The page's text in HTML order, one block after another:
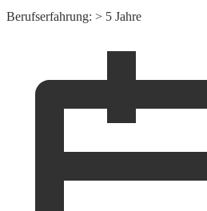
Berufserfahrung: > 5 Jahre